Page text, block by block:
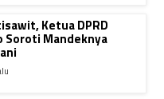
Ketua DPRD
Soroti Mandeknya